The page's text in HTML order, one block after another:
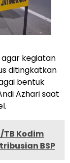
kegiatan
ditingkatkan
bentuk
Azhari saat
TB Kodim
BSP